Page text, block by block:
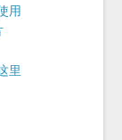
用
里